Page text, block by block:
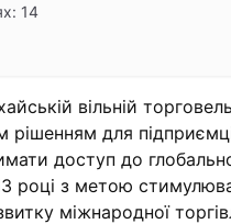
14
вільній
рішенням для
доступ до
році з метою
міжнародної